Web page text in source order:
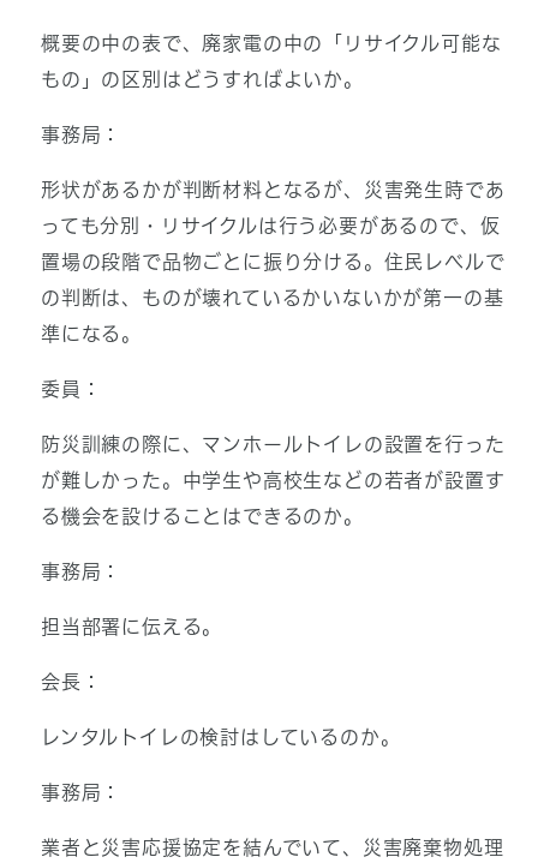
概要の中の表で、廃家電の中の「リサイクル可能な
もの」の区別はどうすればよいか。
事務局：
形状があるかが判断材料となるが、災害発生時であ
っても分別・リサイクルは行う必要があるので、仮
置場の段階で品物ごとに振り分ける。住民レベルで
の判断は、ものが壊れているかいないかが第一の基
準になる。
委員：
防災訓練の際に、マンホールトイレの設置を行った
が難しかった。中学生や高校生などの若者が設置す
る機会を設けることはできるのか。
事務局：
担当部署に伝える。
会長：
レンタルトイレの検討はしているのか。
事務局：
業者と災害応援協定を結んでいて、災害廃棄物処理